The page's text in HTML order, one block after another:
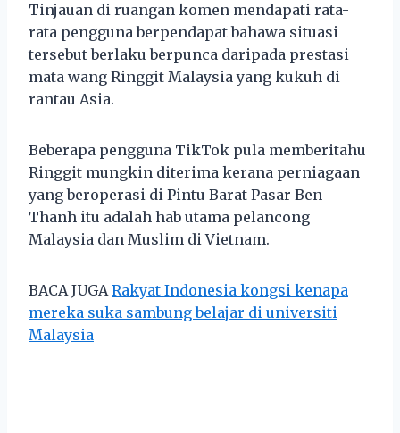
Tinjauan di ruangan komen mendapati rata-
rata pengguna berpendapat bahawa situasi
tersebut berlaku berpunca daripada prestasi
mata wang Ringgit Malaysia yang kukuh di
rantau Asia.
Beberapa pengguna TikTok pula memberitahu
Ringgit mungkin diterima kerana perniagaan
yang beroperasi di Pintu Barat Pasar Ben
Thanh itu adalah hab utama pelancong
Malaysia dan Muslim di Vietnam.
BACA JUGA Rakyat Indonesia kongsi kenapa
mereka suka sambung belajar di universiti
Malaysia